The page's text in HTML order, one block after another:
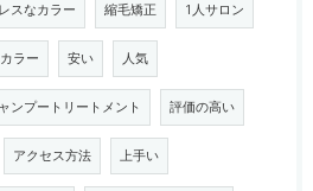
スなカラー 縮毛矯正 1人サロン
カラー 安い 人気
ンプートリートメント 評価の高い
アクセス方法 上手い